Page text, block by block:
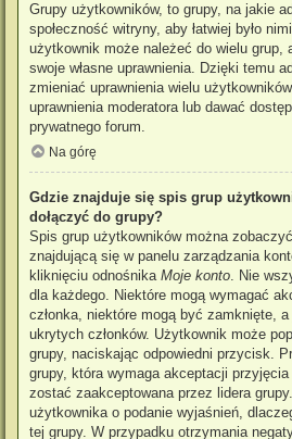
Grupy użytkowników, to grupy, na jakie
społeczność witryny, aby łatwiej było
użytkownik może należeć do wielu grup,
swoje własne uprawnienia. Dzięki temu
zmieniać uprawnienia wielu
uprawnienia moderatora lub dawać
prywatnego forum.
Na górę
Gdzie znajduje się spis grup
dołączyć do grupy?
Spis grup użytkowników można
znajdującą się w panelu zarządzania
kliknięciu odnośnika Moje konto. Nie
dla każdego. Niektóre mogą wymagać
członka, niektóre mogą być zamknięte,
ukrytych członków. Użytkownik może
grupy, naciskając odpowiedni przycisk.
grupy, która wymaga akceptacji przyjęcia
zostać zaakceptowana przez lidera
użytkownika o podanie wyjaśnień,
tej grupy. W przypadku otrzymania